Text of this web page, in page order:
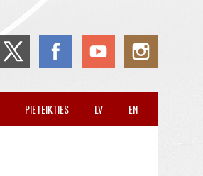
EN
LV
PIETEIKTIES